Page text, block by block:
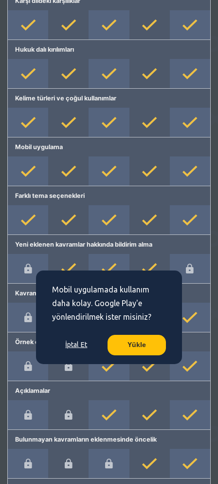
Hukuk dalı kırılımları
Kelime türleri ve çoğul kullanımlar
Mobil uygulama
Farklı tema seçenekleri
Yeni eklenen kavramlar hakkında bildirim alma
Kavram önerme
Örnek cümleler
Açıklamalar
Bulunmayan kavramların eklenmesinde öncelik
Mobil uygulamada kullanım
daha kolay. Google Play'e
yönlendirilmek ister misiniz?
İptal Et Yükle